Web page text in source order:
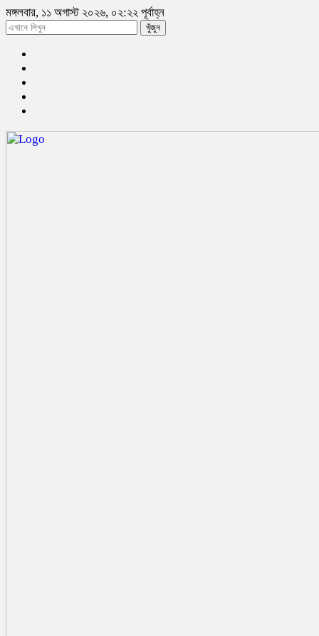
মঙ্গলবার, ১১ অগাস্ট ২০২৬, ০২:২২ পূর্বাহ্ন
খুঁজুন